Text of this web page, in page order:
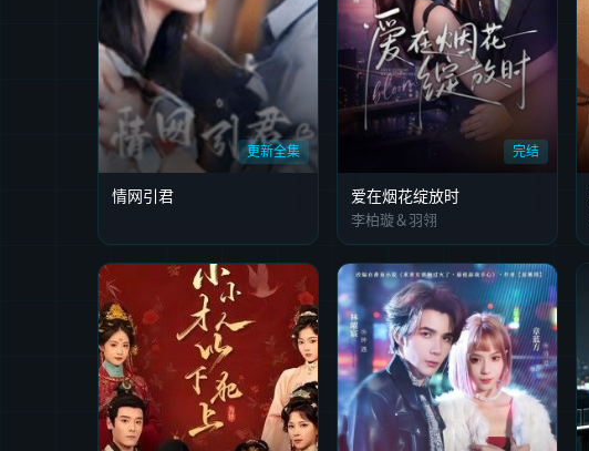
更新全集
情网引君
完结
爱在烟花绽放时
李柏璇＆羽翎